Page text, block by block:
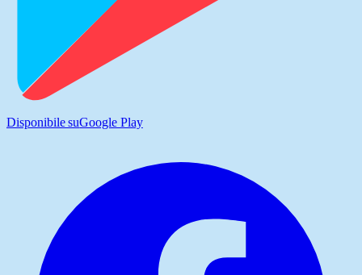
Disponibile suGoogle Play